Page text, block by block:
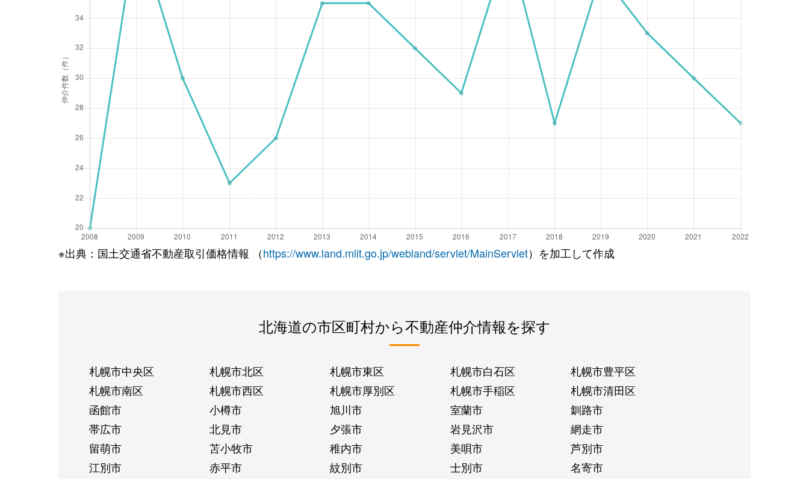
※出典：国土交通省不動産取引価格情報 （https://www.land.mlit.go.jp/webland/servlet/MainServlet）を加工して作成
北海道の市区町村から不動産仲介情報を探す
札幌市中央区 札幌市北区 札幌市東区 札幌市白石区
札幌市豊平区
札幌市南区
札幌市西区 札幌市厚別区 札幌市手稲区
札幌市清田区
函館市
小樽市 旭川市 室蘭市
釧路市
帯広市
北見市 夕張市 岩見沢市
網走市
留萌市
苫小牧市 稚内市 美唄市
芦別市
江別市
赤平市 紋別市 士別市
名寄市